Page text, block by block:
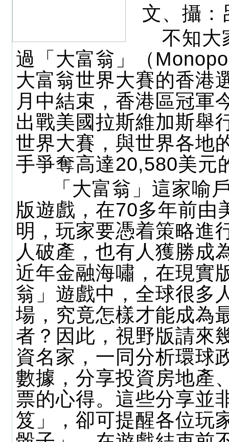
文、攝：
不知大
過「大富翁」（
大富翁世界大賽的香港
月中結束，香港區冠軍
出戰美國拉斯維加斯舉
世界大賽，與世界各地
手爭奪高達20,580美元
「大富翁」這家喻
版遊戲，在70多年前由
明，玩家要憑着策略進
人破產，也有人獲勝成
近年金融海嘯，在現實
翁」遊戲中，全球很多
場，究竟怎樣才能成為
者？因此，視野版請來
資名家，一同分析環球
數據，分享投資房地產
票的心得。這些分享並
笈」，卻可提醒各位玩